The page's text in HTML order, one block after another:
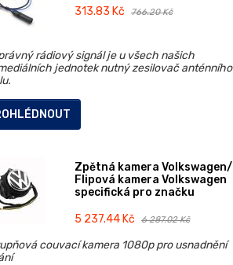
313.83 Kč
766.20 Kč
rádiový signál je u všech našich
jednotek nutný zesilovač anténního
Zpětná kamera Volkswagen/
Flipová kamera Volkswagen
specifická pro značku
5 237.44 Kč
6 287.02 Kč
couvací kamera 1080p pro usnadnění